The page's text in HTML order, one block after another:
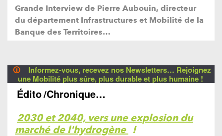
Grande Interview de Pierre Aubouin, directeur
du département Infrastructures et Mobilité de la
Banque des Territoires…
🛈
Informez-vous, recevez nos Newsletters… Rejoignez
une Mobilité plus sûre, plus durable et plus humaine !
Édito/Chronique…
2030 et 2040, vers une explosion du
marché de l'hydrogène !